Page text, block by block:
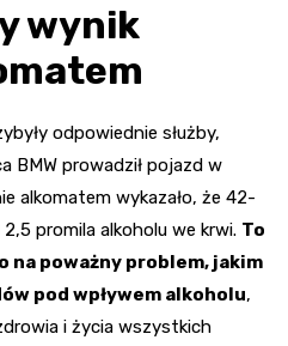
wynik
odpowiednie służby,
BMW prowadził pojazd w
alkomatem wykazało, że 42-
promila alkoholu we krwi. To
na poważny problem, jakim
pod wpływem alkoholu,
i życia wszystkich